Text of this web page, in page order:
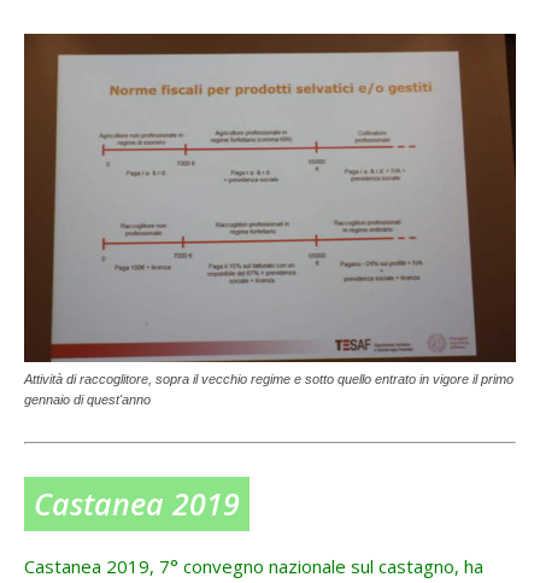
Attività di raccoglitore, sopra il vecchio regime e sotto quello entrato in vigore il primo
gennaio di quest'anno
Castanea 2019
Castanea 2019, 7° convegno nazionale sul castagno, ha